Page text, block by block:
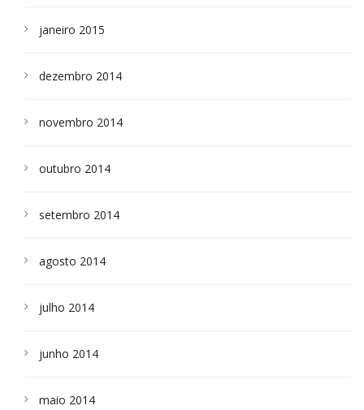
janeiro 2015
dezembro 2014
novembro 2014
outubro 2014
setembro 2014
agosto 2014
julho 2014
junho 2014
maio 2014